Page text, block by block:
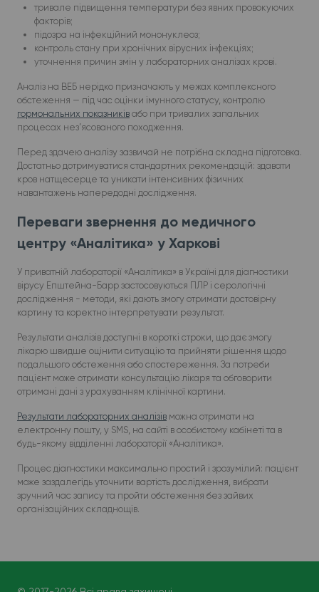
тривале підвищення температури без явних провокуючих
факторів;
підозра на інфекційний мононуклеоз;
контроль стану при хронічних вірусних інфекціях;
уточнення причин змін у лабораторних аналізах крові.
Аналіз на ВЕБ нерідко призначають у межах комплексного
обстеження — під час оцінки імунного статусу, контролю
гормональних показників або при тривалих запальних
процесах нез’ясованого походження.
Перед здачею аналізу зазвичай не потрібна складна підготовка.
Достатньо дотримуватися стандартних рекомендацій: здавати
кров натщесерце та уникати інтенсивних фізичних
навантажень напередодні дослідження.
Переваги звернення до медичного
центру «Аналітика» у Харкові
У приватній лабораторії «Аналітика» в Україні для діагностики
вірусу Епштейна-Барр застосовуються ПЛР і серологічні
дослідження - методи, які дають змогу отримати достовірну
картину та коректно інтерпретувати результат.
Результати аналізів доступні в короткі строки, що дає змогу
лікарю швидше оцінити ситуацію та прийняти рішення щодо
подальшого обстеження або спостереження. За потреби
пацієнт може отримати консультацію лікаря та обговорити
отримані дані з урахуванням клінічної картини.
Результати лабораторних аналізів можна отримати на
електронну пошту, у SMS, на сайті в особистому кабінеті та в
будь-якому відділенні лабораторії «Аналітика».
Процес діагностики максимально простий і зрозумілий: пацієнт
може заздалегідь уточнити вартість дослідження, вибрати
зручний час запису та пройти обстеження без зайвих
організаційних складнощів.